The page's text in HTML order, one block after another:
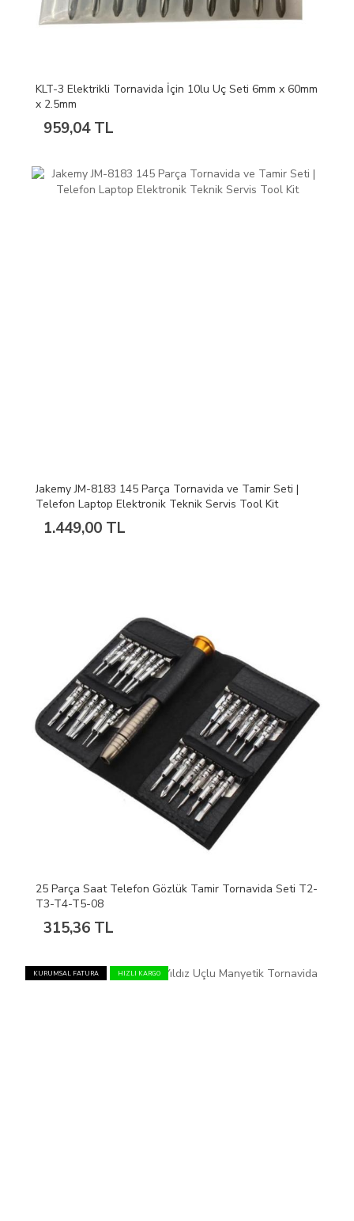
KLT-3 Elektrikli Tornavida İçin 10lu Uç Seti 6mm x 60mm
x 2.5mm
959,04 TL
Jakemy JM-8183 145 Parça Tornavida ve Tamir Seti |
Telefon Laptop Elektronik Teknik Servis Tool Kit
1.449,00 TL
25 Parça Saat Telefon Gözlük Tamir Tornavida Seti T2-
T3-T4-T5-08
315,36 TL
KURUMSAL FATURA HIZLI KARGO